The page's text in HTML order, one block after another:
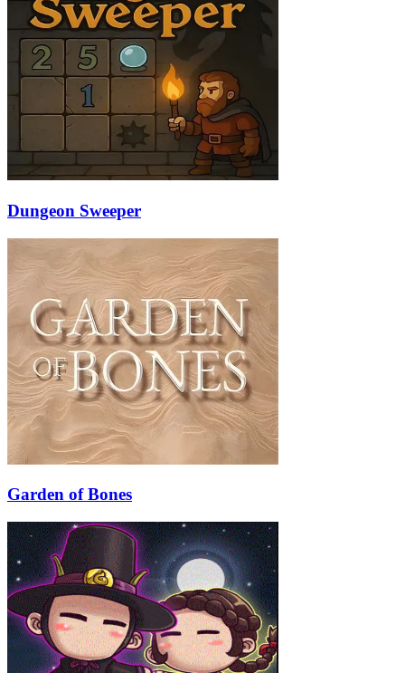
Dungeon Sweeper
Garden of Bones